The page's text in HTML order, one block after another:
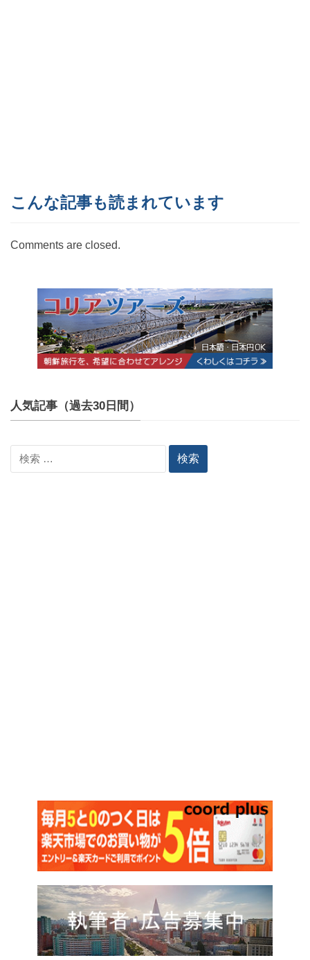
こんな記事も読まれています
Comments are closed.
人気記事（過去30日間）
索: